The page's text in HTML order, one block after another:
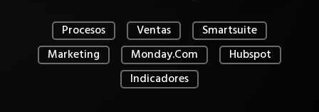
Procesos Ventas
Smartsuite
Marketing
Monday.com
Hubspot
Indicadores